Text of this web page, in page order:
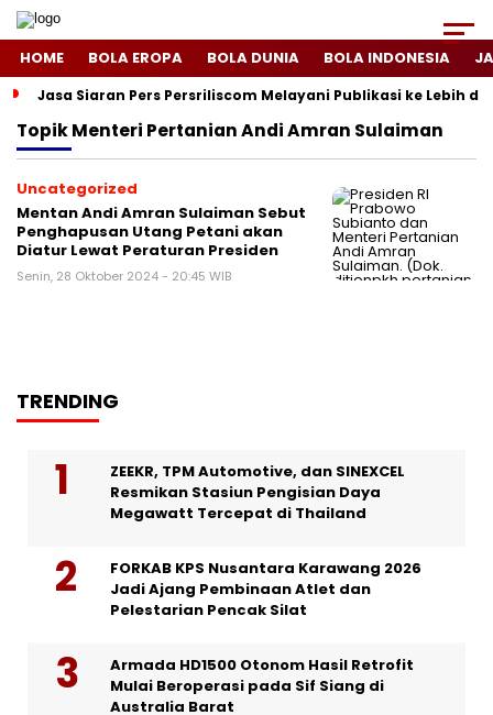
HOME BOLA EROPA BOLA DUNIA BOLA INDONESIA
Jasa Siaran Pers Persriliscom Melayani Publikasi ke Lebih
TopikMenteri Pertanian Andi Amran Sulaiman
Uncategorized
Mentan Andi Amran Sulaiman Sebut
Penghapusan Utang Petani akan
Diatur Lewat Peraturan Presiden
Senin, 28 Oktober 2024 - 20:45 WIB
TRENDING
ZEEKR, TPM Automotive, dan SINEXCEL
Resmikan Stasiun Pengisian Daya
Megawatt Tercepat di Thailand
FORKAB KPS Nusantara Karawang 2026
Jadi Ajang Pembinaan Atlet dan
Pelestarian Pencak Silat
Armada HD1500 Otonom Hasil Retrofit
Mulai Beroperasi pada Sif Siang di
Australia Barat